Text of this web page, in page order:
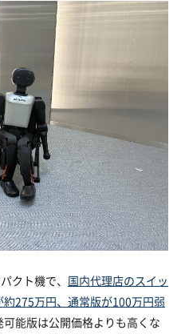
クト機で、 国内代理店のスイッ
275万円、通常版が100万円弱
能版は公開価格よりも高くな